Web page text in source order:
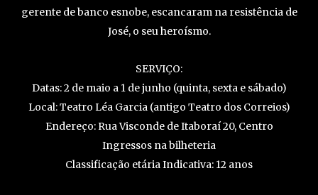
gerente de banco esnobe, escancaram na resistência de
José, o seu heroísmo.
SERVIÇO:
Datas: 2 de maio a 1 de junho (quinta, sexta e sábado)
Local: Teatro Léa Garcia (antigo Teatro dos Correios)
Endereço: Rua Visconde de Itaboraí 20, Centro
Ingressos na bilheteria
Classificação etária Indicativa: 12 anos